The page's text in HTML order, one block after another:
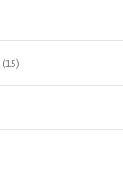
(15)